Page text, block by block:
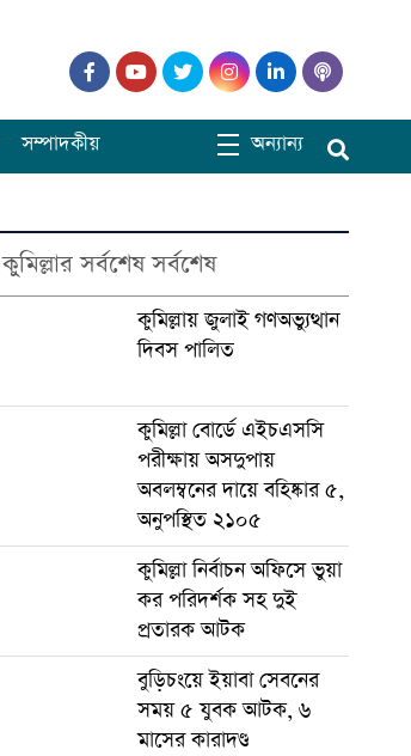
সম্পাদকীয় অন্যান্য
কুমিল্লার সর্বশেষ সর্বশেষ
কুমিল্লায় জুলাই গণঅভ্যুত্থান
দিবস পালিত
কুমিল্লা বোর্ডে এইচএসসি
পরীক্ষায় অসদুপায়
অবলম্বনের দায়ে বহিষ্কার ৫,
অনুপস্থিত ২১০৫
কুমিল্লা নির্বাচন অফিসে ভুয়া
কর পরিদর্শক সহ দুই
প্রতারক আটক
বুড়িচংয়ে ইয়াবা সেবনের
সময় ৫ যুবক আটক, ৬
মাসের কারাদণ্ড